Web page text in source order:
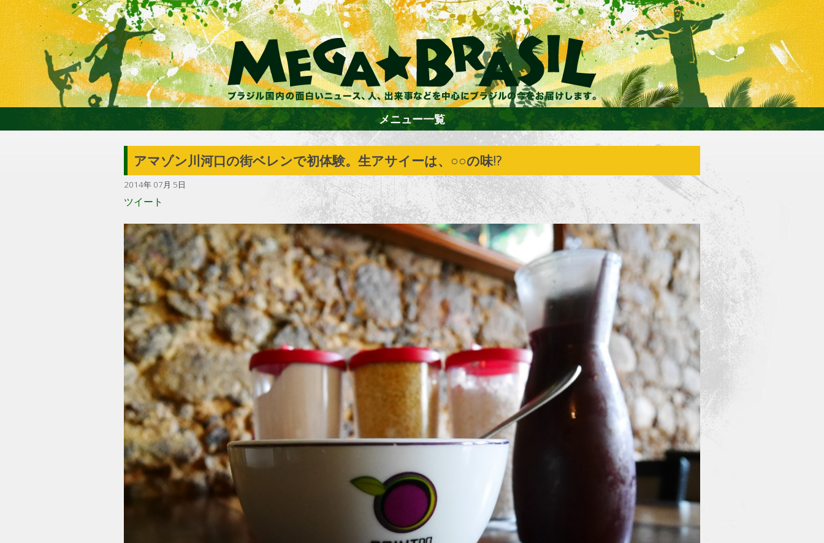
ホーム
ファション
エンターテイメント
グルメ
トラベル
サッカー
PEOPLE
ビジネス
コラム
メニュー一覧
アマゾン川河口の街ベレンで初体験。生アサイーは、○○の味!?
2014年 07月 5日
ツイート